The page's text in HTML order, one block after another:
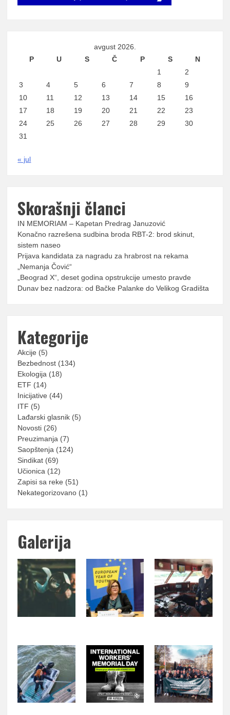
avgust 2026.
P
U S Č P S
N
1
2
3
4 5 6 7 8
9
10
11 12 13 14 15
16
17
18 19 20 21 22
23
24
25 26 27 28 29
30
31
« jul
Skorašnji članci
IN MEMORIAM – Kapetan Predrag Januzović
Konačno razrešena sudbina broda RBT-2: brod skinut,
sistem naseo
Prijava kandidata za nagradu za hrabrost na rekama
„Nemanja Čović“
„Beograd X“, deset godina opstrukcije umesto pravde
Dunav bez nadzora: od Bačke Palanke do Velikog Gradišta
Kategorije
Akcije (5)
Bezbednost (134)
Ekologija (18)
ETF (14)
Inicijative (44)
ITF (5)
Lađarski glasnik (5)
Novosti (26)
Preuzimanja (7)
Saopštenja (124)
Sindikat (69)
Učionica (12)
Zapisi sa reke (51)
Nekategorizovano (1)
Galerija